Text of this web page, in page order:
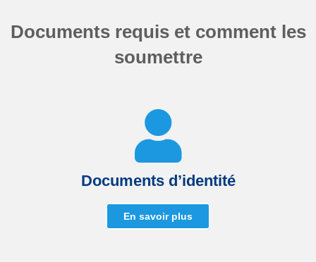
Documents requis et comment les
soumettre
Documents d’identité
En savoir plus